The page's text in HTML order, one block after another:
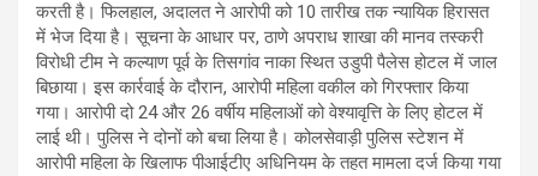
करती है। फिलहाल, अदालत ने आरोपी को 10 तारीख तक न्यायिक हिरासत
में भेज दिया है। सूचना के आधार पर, ठाणे अपराध शाखा की मानव तस्करी
विरोधी टीम ने कल्याण पूर्व के तिसगांव नाका स्थित उडुपी पैलेस होटल में जाल
बिछाया। इस कार्रवाई के दौरान, आरोपी महिला वकील को गिरफ्तार किया
गया। आरोपी दो 24 और 26 वर्षीय महिलाओं को वेश्यावृत्ति के लिए होटल में
लाई थी। पुलिस ने दोनों को बचा लिया है। कोलसेवाड़ी पुलिस स्टेशन में
आरोपी महिला के खिलाफ पीआईटीए अधिनियम के तहत मामला दर्ज किया गया